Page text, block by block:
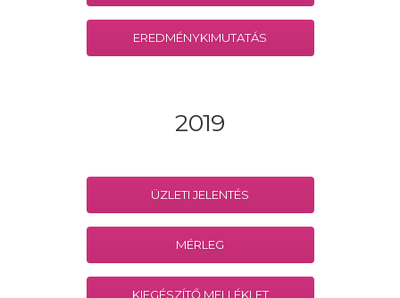
EREDMÉNYKIMUTATÁS
2019
ÜZLETI JELENTÉS
MÉRLEG
KIEGÉSZÍTŐ MELLÉKLET